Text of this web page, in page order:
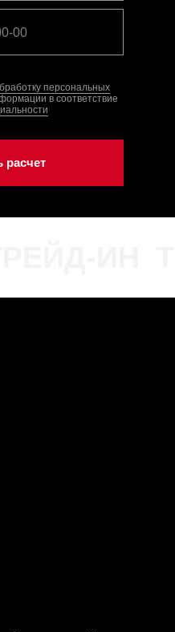
персональных
в соответствие
расчет